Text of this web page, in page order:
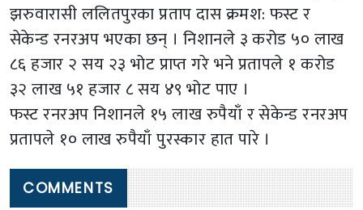
झरुवारासी ललितपुरका प्रताप दास क्रमश: फस्ट र
सेकेन्ड रनरअप भएका छन् । निशानले ३ करोड ५० लाख
८६ हजार २ सय २३ भोट प्राप्त गरे भने प्रतापले १ करोड
३२ लाख ५१ हजार ८ सय ४९ भोट पाए ।
फस्ट रनरअप निशानले १५ लाख रुपैयाँ र सेकेन्ड रनरअप
प्रतापले १० लाख रुपैयाँ पुरस्कार हात पारे ।
COMMENTS